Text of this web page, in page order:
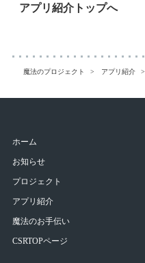
魔法のプロジェクト アプリ紹介
アプリ紹介トップへ
ホーム
お知らせ
プロジェクト
アプリ紹介
魔法のお手伝い
CSRTOPページ